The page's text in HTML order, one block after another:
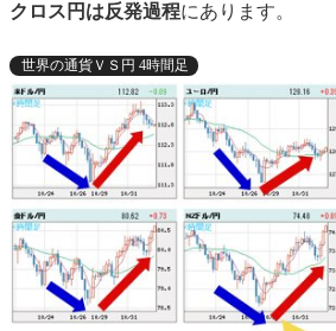
クロス円は反発過程にあります。
世界の通貨ＶＳ円 4時間足